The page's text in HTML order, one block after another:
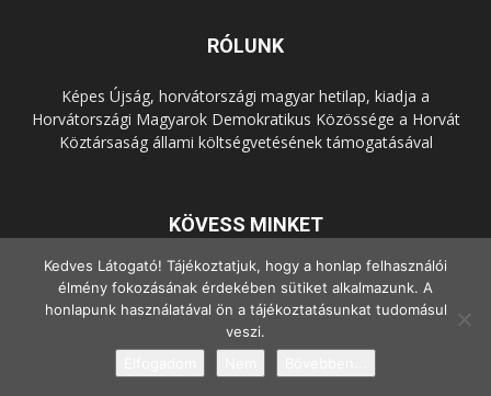
RÓLUNK
Képes Újság, horvátországi magyar hetilap, kiadja a
Horvátországi Magyarok Demokratikus Közössége a Horvát
Köztársaság állami költségvetésének támogatásával
KÖVESS MINKET
© Copyright - 2022 Minden jog fenntartva.
Kedves Látogató! Tájékoztatjuk, hogy a honlap felhasználói
élmény fokozásának érdekében sütiket alkalmazunk. A
honlapunk használatával ön a tájékoztatásunkat tudomásul
veszi.